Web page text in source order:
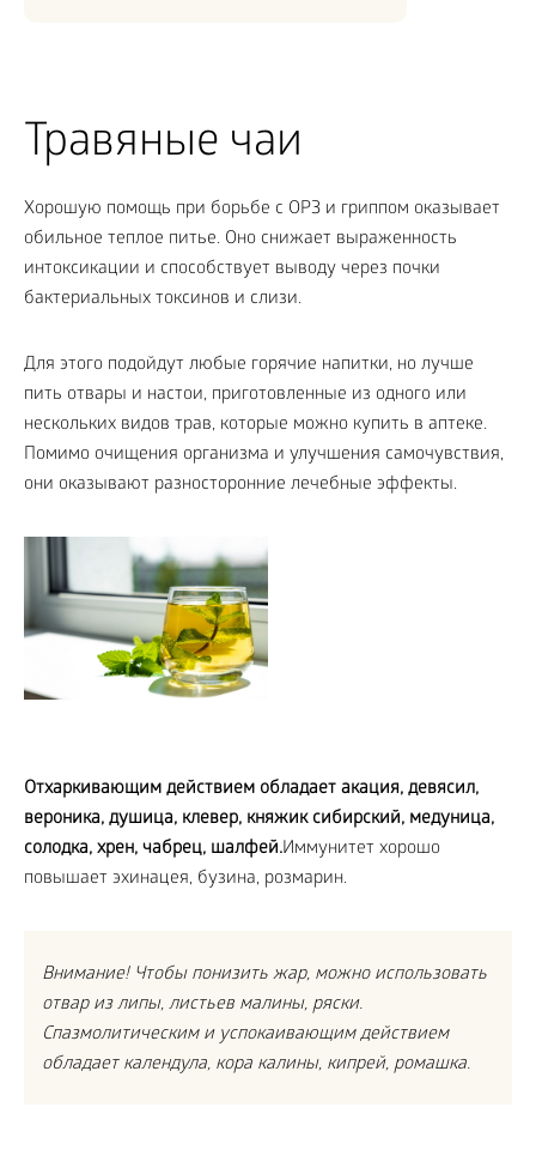
Травяные чаи
Хорошую помощь при борьбе с ОРЗ и гриппом оказывает
обильное теплое питье. Оно снижает выраженность
интоксикации и способствует выводу через почки
бактериальных токсинов и слизи.
Для этого подойдут любые горячие напитки, но лучше
пить отвары и настои, приготовленные из одного или
нескольких видов трав, которые можно купить в аптеке.
Помимо очищения организма и улучшения самочувствия,
они оказывают разносторонние лечебные эффекты.
Отхаркивающим действием обладает акация, девясил,
вероника, душица, клевер, княжик сибирский, медуница,
солодка, хрен, чабрец, шалфей.Иммунитет хорошо
повышает эхинацея, бузина, розмарин.
Внимание! Чтобы понизить жар, можно использовать
отвар из липы, листьев малины, ряски.
Спазмолитическим и успокаивающим действием
обладает календула, кора калины, кипрей, ромашка.